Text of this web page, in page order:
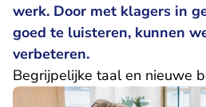
werk. Door met klagers in
goed te luisteren, kunnen
verbeteren.
Begrijpelijke taal en nieuwe